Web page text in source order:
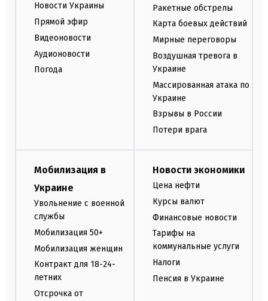
Новости Украины
Прямой эфир
Видеоновости
Аудионовости
Погода
Ракетные обстрелы
Карта боевых действий
Мирные переговоры
Воздушная тревога в
Украине
Массированная атака по
Украине
Взрывы в России
Потери врага
Мобилизация в
Украине
Увольнение с военной
службы
Мобилизация 50+
Мобилизация женщин
Контракт для 18-24-
летних
Отсрочка от
Новости экономики
Цена нефти
Курсы валют
Финансовые новости
Тарифы на
коммунальные услуги
Налоги
Пенсия в Украине